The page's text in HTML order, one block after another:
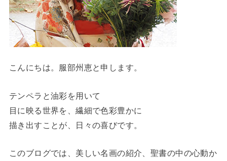
こんにちは。服部州恵と申します。
テンペラと油彩を用いて
目に映る世界を、繊細で色彩豊かに
描き出すことが、日々の喜びです。
このブログでは、美しい名画の紹介、聖書の中の心動か